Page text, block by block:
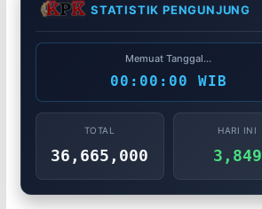
STATISTIK PENGUNJUNG
Memuat Tanggal...
00:00:00 WIB
TOTAL
36,665,000
HARI INI
3,849